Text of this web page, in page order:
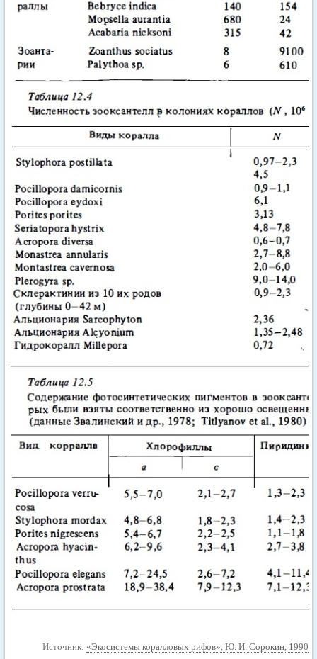
Источник: «Экосистемы коралловых рифов», Ю. И. Сорокин, 1990